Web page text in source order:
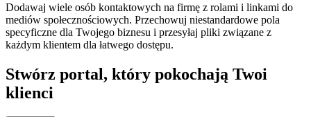
Dodawaj wiele osób kontaktowych na firmę z rolami i linkami do
mediów społecznościowych. Przechowuj niestandardowe pola
specyficzne dla Twojego biznesu i przesyłaj pliki związane z
każdym klientem dla łatwego dostępu.
Stwórz portal, który pokochają Twoi
klienci